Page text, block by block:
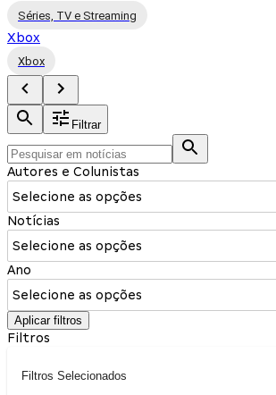
Séries, TV e Streaming
Xbox
Xbox
Filtrar
Autores e Colunistas
Selecione as opções
Notícias
Selecione as opções
Ano
Selecione as opções
Aplicar filtros
Filtros
Filtros Selecionados